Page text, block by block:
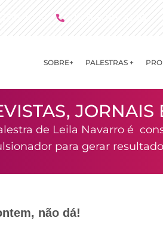
SOBRE+ PALESTRAS +
JORNAIS
de Leila Navarro é
para gerar
não dá!